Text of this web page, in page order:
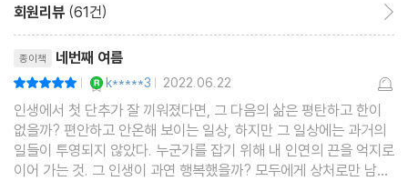
회원리뷰 (61건)
종이책 네번째 여름
| k*****3 | 2022.06.22
인생에서 첫 단추가 잘 끼워졌다면, 그 다음의 삶은 평탄하고 한이
없을까? 편안하고 안온해 보이는 일상, 하지만 그 일상에는 과거의
일들이 투영되지 않았다. 누군가를 잡기 위해 내 인연의 끈을 억지로
이어 가는 것. 그 인생이 과연 행복했을까? 모두에게 상처로만 남은